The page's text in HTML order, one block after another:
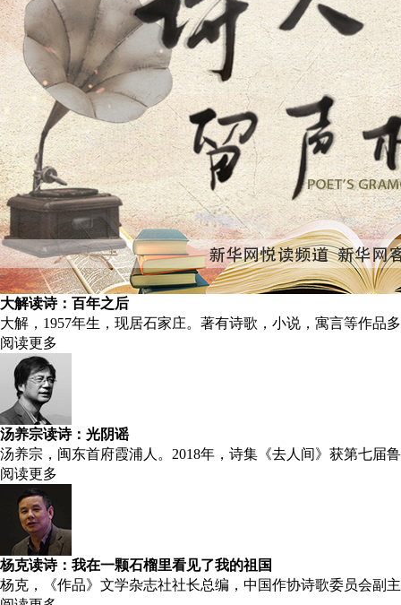
大解读诗：百年之后
大解，1957年生，现居石家庄。著有诗歌，小说，寓言等作品
阅读更多
汤养宗读诗：光阴谣
汤养宗，闽东首府霞浦人。2018年，诗集《去人间》获第七届
阅读更多
杨克读诗：我在一颗石榴里看见了我的祖国
杨克，《作品》文学杂志社社长总编，中国作协诗歌委员会副